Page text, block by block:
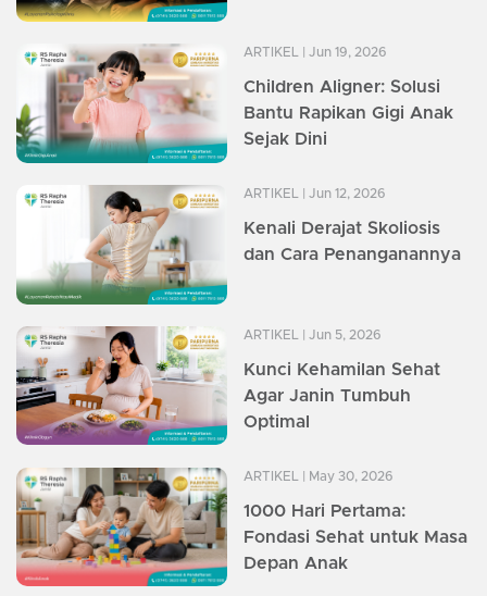
ARTIKEL | Jun 19, 2026
Children Aligner: Solusi
Bantu Rapikan Gigi Anak
Sejak Dini
ARTIKEL | Jun 12, 2026
Kenali Derajat Skoliosis
dan Cara Penanganannya
ARTIKEL | Jun 5, 2026
Kunci Kehamilan Sehat
Agar Janin Tumbuh
Optimal
ARTIKEL | May 30, 2026
1000 Hari Pertama:
Fondasi Sehat untuk Masa
Depan Anak